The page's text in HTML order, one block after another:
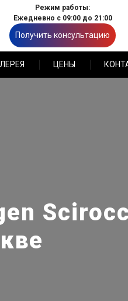
Режим работы:
Ежедневно с 09:00 до 21:00
Получить консультацию
ЦЕНЫ